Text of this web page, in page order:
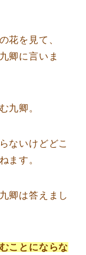
花を見て、
卿に言いま
九卿。
ないけどどこ
ます。
卿は答えまし
ことにならな